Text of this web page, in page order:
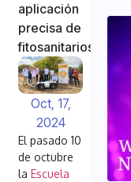
aplicación
precisa de
fitosanitarios
Oct, 17,
2024
El pasado 10
de octubre
laEscuela